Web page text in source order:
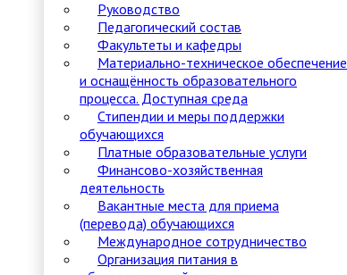
Руководство
Педагогический состав
Факультеты и кафедры
Материально-техническое обеспечение
и оснащённость образовательного
процесса. Доступная среда
Стипендии и меры поддержки
обучающихся
Платные образовательные услуги
Финансово-хозяйственная
деятельность
Вакантные места для приема
(перевода) обучающихся
Международное сотрудничество
Организация питания в